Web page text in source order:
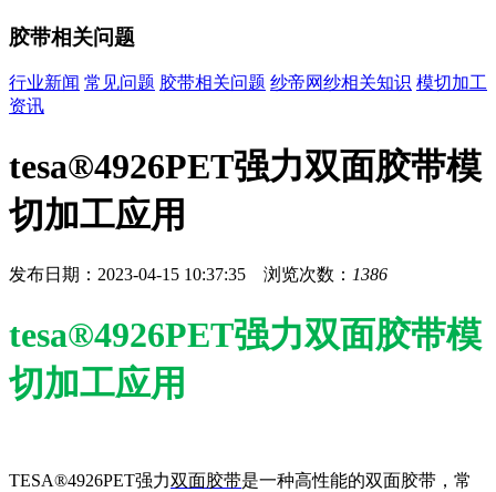
胶带相关问题
行业新闻 常见问题 胶带相关问题 纱帝网纱相关知识 模切加工
资讯
tesa®4926PET强力双面胶带模
切加工应用
发布日期：2023-04-15 10:37:35 浏览次数： 1386
tesa®4926PET强力双面胶带模
切加工应用
TESA®4926PET强力双面胶带是一种高性能的双面胶带，常